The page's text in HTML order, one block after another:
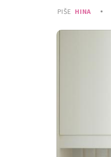
PIŠE HINA